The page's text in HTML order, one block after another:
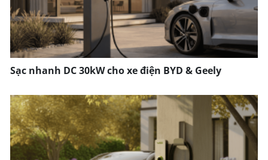
Sạc nhanh DC 30kW cho xe điện BYD & Geely